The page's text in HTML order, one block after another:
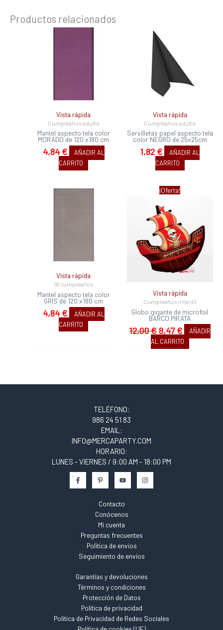
Productos relacionados
Vista rápida
Cumpleaños adulto
Mantel aspecto tela color
MORADO de 120 x180 cm
4,84 €
AÑADIR AL
CARRITO
Vista rápida
Cumpleaños adulto
Servilletas papel aspecto tela
color NEGRO de 25x25cm
1,82 €
AÑADIR AL
CARRITO
Vista rápida
18 cumpleaños
Mantel aspecto tela color
GRIS de 120 x180 cm
4,84 €
AÑADIR AL
CARRITO
¡Oferta!
Vista rápida
Cumpleaños infantil
Globo gigante de microfoil
BARCO PIRATA
12,00€
El
original
era:
12,00 €.
8,47€
es:
8,47 €.
AÑADIR
AL CARRITO
TELÉFONO:
986 24 51 83
EMAIL:
INFO@MERCAPARTY.COM
HORARIO:
LUNES - VIERNES / 9:00 AM - 18:00 PM
Contacto
Conócenos
Mi cuenta
Preguntas frecuentes
Política de envios
Seguimiento de envíos
Garantías y devoluciones
Términos y condiciones
Protección de Datos
Política de privacidad
Política de Privacidad de Redes Sociales